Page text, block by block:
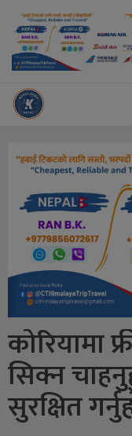
कोरियामा
सिक्न
सुरक्षित